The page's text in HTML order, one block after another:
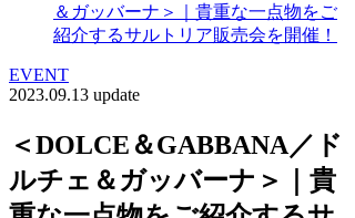
＆ガッバーナ＞｜貴重な一点物をご
紹介するサルトリア販売会を開催！
EVENT
2023.09.13 update
＜DOLCE＆GABBANA／ド
ルチェ＆ガッバーナ＞｜貴